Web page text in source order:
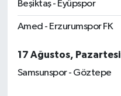
Beşiktaş - Eyüpspor
Amed - Erzurumspor FK
17 Ağustos, Pazartesi
Samsunspor - Göztepe